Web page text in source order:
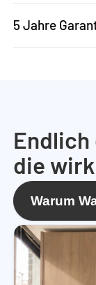
5 Jahre
Endlich
die
Warum